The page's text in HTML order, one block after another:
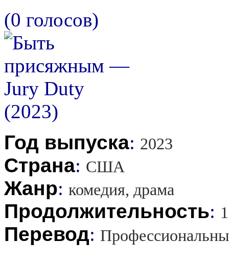
(0 голосов)
Год выпуска: 2023
Страна: США
Жанр: комедия, драма
Продолжительность:
Перевод: